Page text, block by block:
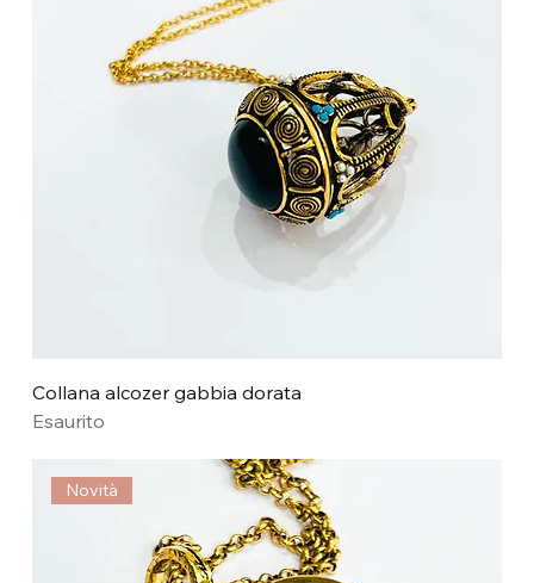
Collana alcozer gabbia dorata
Esaurito
Novità